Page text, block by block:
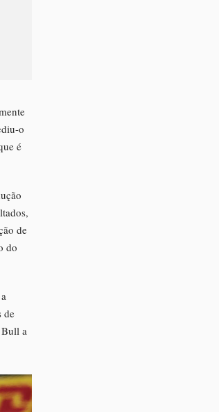
o
é
de
do
de
a